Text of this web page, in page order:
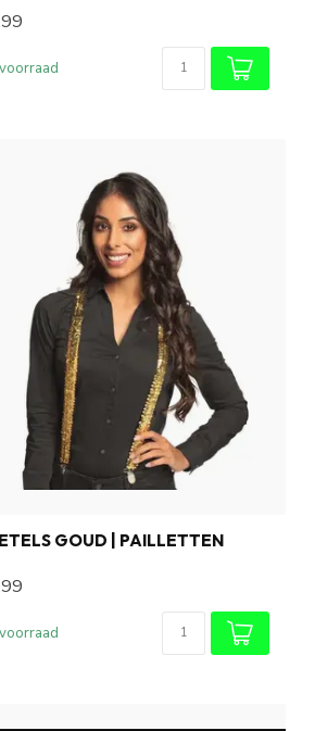
GOUD | PAILLETTEN